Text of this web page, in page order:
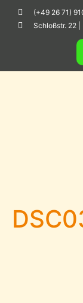
(+49 26 71)
Schloßstr. 22